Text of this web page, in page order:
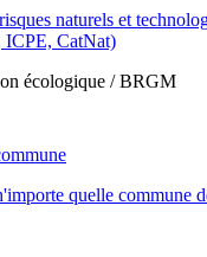
naturels et
ICPE, CatNat)
écologique / BRGM
quelle commune